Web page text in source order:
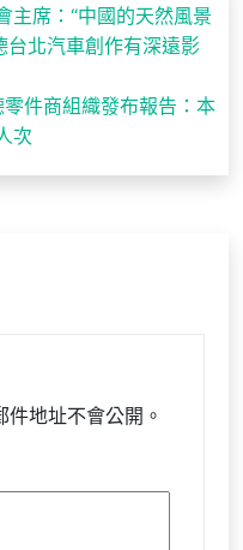
主席：“中國的天然風景
台北汽車創作有深遠影
件商組織發布報告：本
次
地址不會公開。